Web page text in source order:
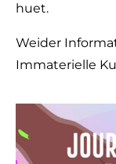
huet.
Weider
Immaterielle